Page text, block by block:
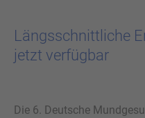
Längs­schnitt­li­che
jetzt ver­füg­bar
Die 6. Deutsche